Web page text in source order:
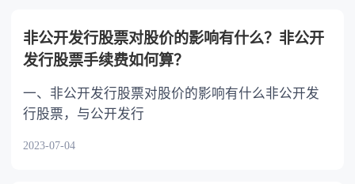
非公开发行股票对股价的影响有什么？非公开
发行股票手续费如何算？
一、非公开发行股票对股价的影响有什么非公开发
行股票，与公开发行
2023-07-04